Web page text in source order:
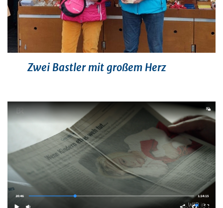
Zwei Bastler mit großem Herz